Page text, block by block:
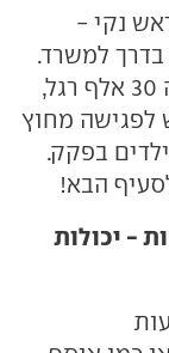
נקי -
בדרך למשרד.
שעם כל הכבוד לסכו"ם אמיתי בגובה 30 אלף רגל,
לפגישה מחוץ
בפקק.
הבא!
- יכולות